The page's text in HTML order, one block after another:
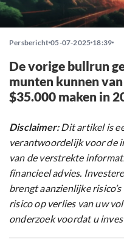
Persbericht 05-07-2025 18:39
De vorige bullrun
munten kunnen
$35.000 maken in
Disclaimer:Dit artikel is
verantwoordelijk voor de
van de verstrekte
financieel advies.
brengt aanzienlijke
risico op verlies van uw
onderzoek voordat u